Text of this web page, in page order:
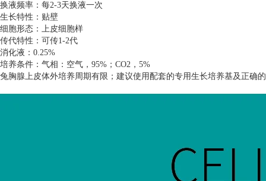
换液频率：每2-3天换液一次
生长特性：贴壁
细胞形态：上皮细胞样
传代特性：可传1-2代
消化液： 0.25%
培养条件：气相：空气， 95% ； CO2 ， 5%
兔胸腺上皮体外培养周期有限；建议使用配套的专用生长培养基及正确